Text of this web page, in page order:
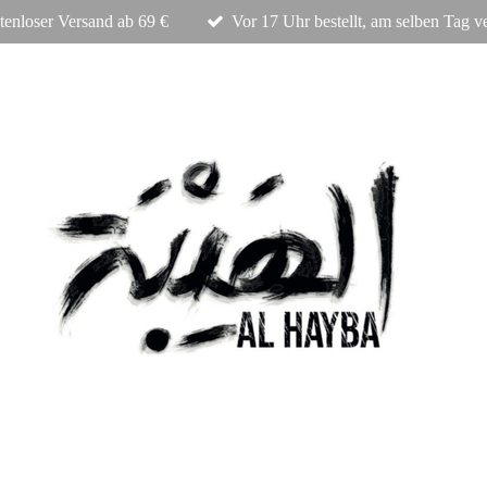
Versand ab 69 € Vor 17 Uhr bestellt, am selben Tag